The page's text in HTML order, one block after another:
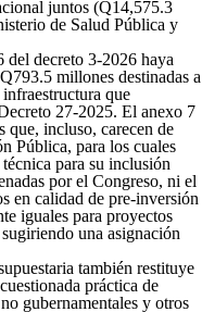
juntos (Q14,575.3
de Salud Pública y
decreto 3-2026 haya
millones destinadas a
que
27-2025. El anexo 7
que, incluso, carecen de
Pública, para los cuales
para su inclusión
por el Congreso, ni el
en calidad de pre-inversión
iguales para proyectos
una asignación
también restituye
práctica de
gubernamentales y otros